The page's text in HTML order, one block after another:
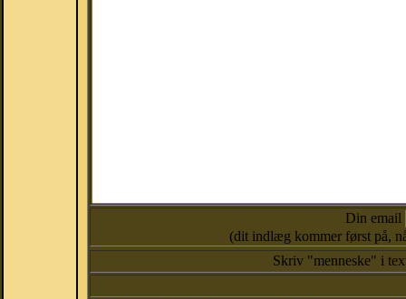
Din email
(dit indlæg kommer først på,
Skriv "menneske" i